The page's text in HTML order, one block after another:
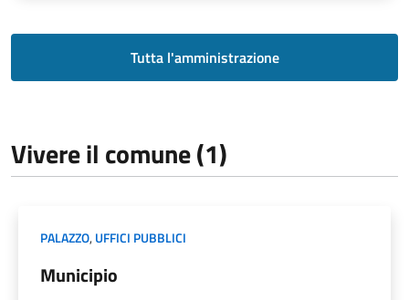
Tutta l'amministrazione
Vivere il comune (1)
PALAZZO,UFFICI PUBBLICI
Municipio